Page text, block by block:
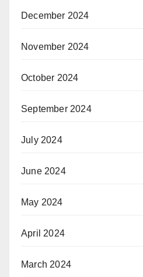
December 2024
November 2024
October 2024
September 2024
July 2024
June 2024
May 2024
April 2024
March 2024